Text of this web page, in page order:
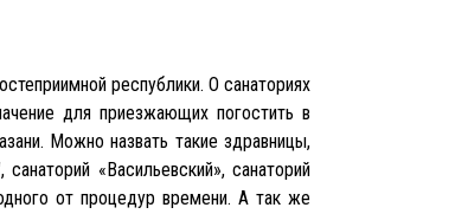
республики. О санаториях
для приезжающих погостить в
Можно назвать такие здравницы,
«Васильевский», санаторий
от процедур времени. А так же